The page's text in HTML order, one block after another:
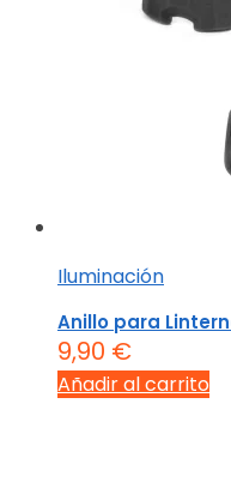
Iluminación
Anillo para
9,90 €
Añadir al carrito